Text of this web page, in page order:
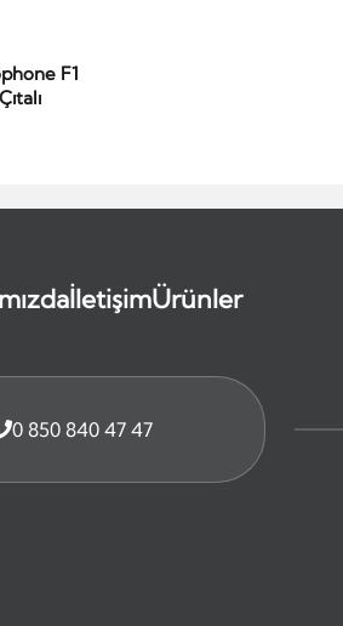
F1
İletişimÜrünler
0 850 840 47 47